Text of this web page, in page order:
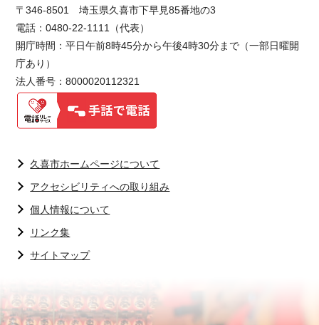
〒346-8501 埼玉県久喜市下早見85番地の3
電話：0480-22-1111（代表）
開庁時間：平日午前8時45分から午後4時30分まで（一部日曜開
庁あり）
法人番号：8000020112321
久喜市ホームページについて
アクセシビリティへの取り組み
個人情報について
リンク集
サイトマップ